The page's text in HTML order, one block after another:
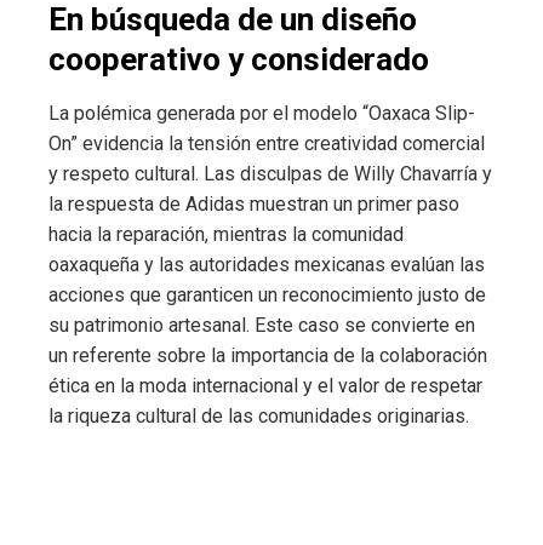
En búsqueda de un diseño
cooperativo y considerado
La polémica generada por el modelo “Oaxaca Slip-
On” evidencia la tensión entre creatividad comercial
y respeto cultural. Las disculpas de Willy Chavarría y
la respuesta de Adidas muestran un primer paso
hacia la reparación, mientras la comunidad
oaxaqueña y las autoridades mexicanas evalúan las
acciones que garanticen un reconocimiento justo de
su patrimonio artesanal. Este caso se convierte en
un referente sobre la importancia de la colaboración
ética en la moda internacional y el valor de respetar
la riqueza cultural de las comunidades originarias.